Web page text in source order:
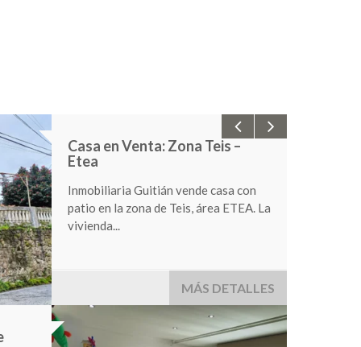
Alquiler/Venta local zona
Travesía de Vigo
Se alquila local comercial en la zona
de Travesía de Vigo. Se distribuye en
370...
MÁS DETALLES